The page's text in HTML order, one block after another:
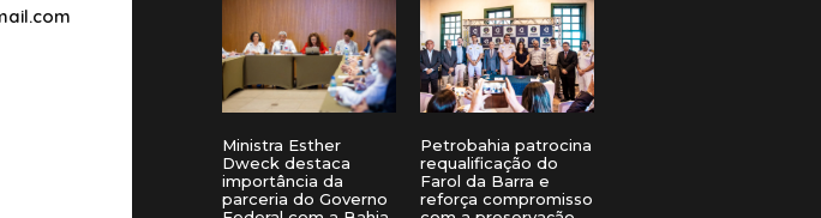
Ministra Esther
Dweck destaca
importância da
parceria do Governo
Petrobahia patrocina
requalificação do
Farol da Barra e
reforça compromisso